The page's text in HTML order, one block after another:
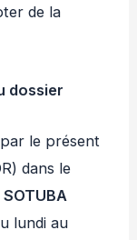
de la
dossier
le présent
dans le
lundi au